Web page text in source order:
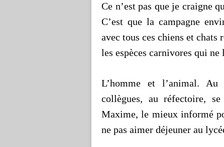
Ce n’est pas que je craigne
C’est que la campagne
avec tous ces chiens et chats
les espèces carnivores qui
L’homme et l’animal. Au
collègues, au réfectoire,
Maxime, le mieux informé
ne pas aimer déjeuner au